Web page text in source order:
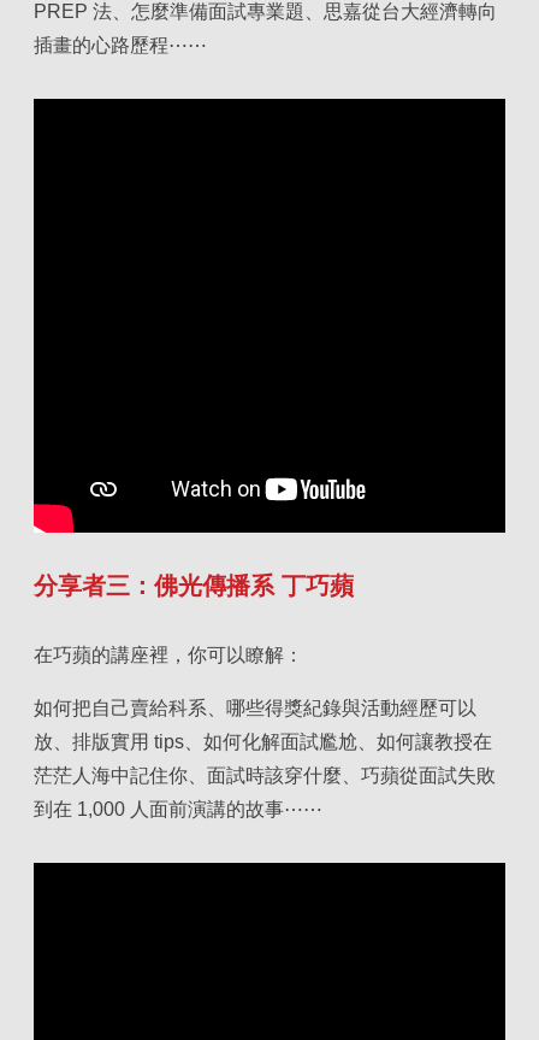
PREP 法、怎麼準備面試專業題、思嘉從台大經濟轉向
插畫的心路歷程⋯⋯
分享者三：佛光傳播系 丁巧蘋
在巧蘋的講座裡，你可以瞭解：
如何把自己賣給科系、哪些得獎紀錄與活動經歷可以
放、排版實用 tips、如何化解面試尷尬、如何讓教授在
茫茫人海中記住你、面試時該穿什麼、巧蘋從面試失敗
到在 1,000 人面前演講的故事⋯⋯